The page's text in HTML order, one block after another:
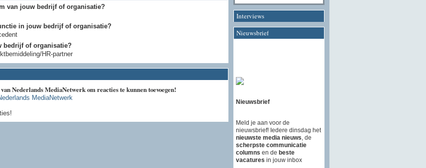
van jouw bedrijf of organisatie?
in jouw bedrijf of organisatie?
bedrijf of organisatie?
HR-partner
Nederlands MediaNetwerk om reacties te kunnen toevoegen!
MediaNetwerk
Interviews
Nieuwsbrief
Nieuwsbrief
Meld je aan voor de
nieuwsbrief! Iedere dinsdag het
nieuwste media nieuws , de
scherpste communicatie
columns en de beste
vacatures in jouw inbox